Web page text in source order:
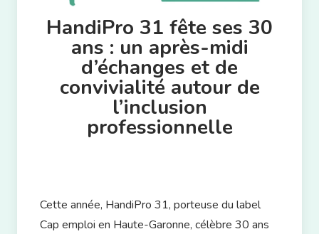
HandiPro 31 fête ses 30
ans : un après-midi
d’échanges et de
convivialité autour de
l’inclusion
professionnelle
Cette année, HandiPro 31, porteuse du label
Cap emploi en Haute-Garonne, célèbre 30 ans